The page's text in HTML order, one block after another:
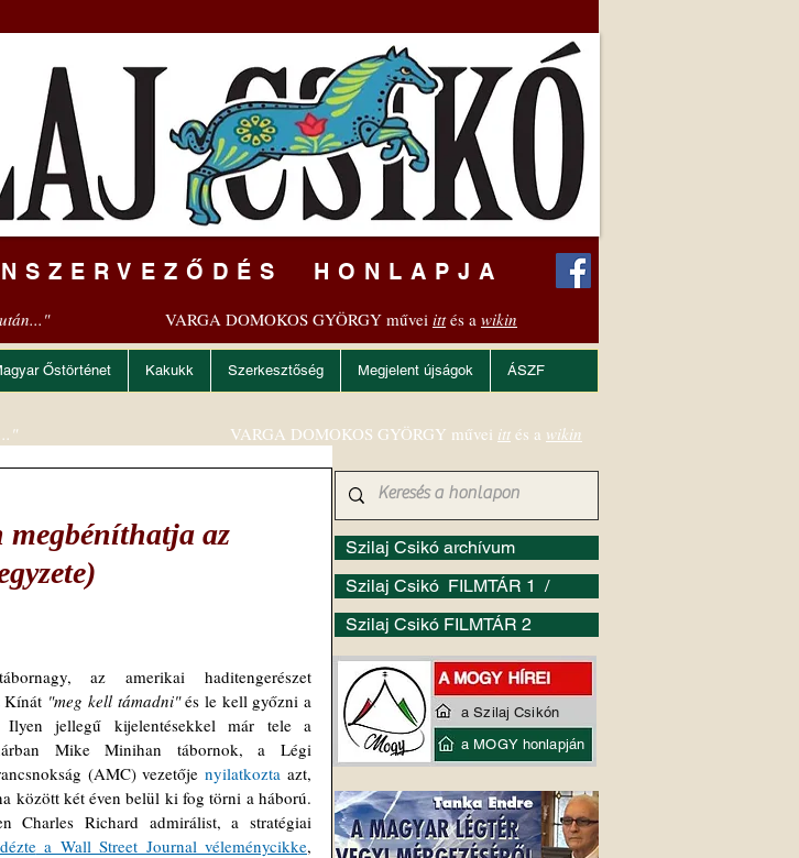
HONLAPJA
VARGA DOMOKOS GYÖRGY művei ittés a wikin
Őstörténet Kakukk Szerkesztőség Megjelent újságok ÁSZF
az
az amerikai haditengerészet
Kínát "meg kell támadni" és le kell győzni a
Ilyen jellegű kijelentésekkel már tele a
Mike Minihan tábornok, a Légi
(AMC) vezetője nyilatkozta azt,
között két éven belül ki fog törni a háború.
Charles Richard admirálist, a stratégiai
a Wall Street Journal véleménycikke,
Szilaj Csikó archívum
Szilaj Csikó FILMTÁR 1 /
Szilaj Csikó FILMTÁR 2
VARGA DOMOKOS GYÖRGY művei itt és a wikin
a Szilaj Csikón
a MOGY honlapján